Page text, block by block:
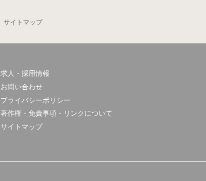
サイトマップ
求人・採用情報
お問い合わせ
プライバシーポリシー
著作権・免責事項・リンクについて
サイトマップ